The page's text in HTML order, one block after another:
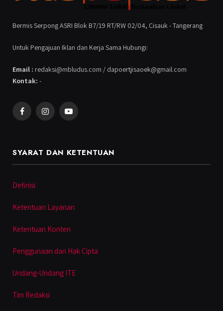
Bermis Serpong ASRI Blok B7/19 RT/RW 02/04, Cisauk - Tangerang
Untuk Pengajuan Iklan dan Kerja Sama Hubungi:
Email : redaksi@mbludus.com / dapoertjisaoek@gmail.com
Kontak: -
FacebookInstagramYouTube
SYARAT DAN KETENTUAN
Definisi
Ketentuan Layanan
Ketentuan Konten
Penggunaan dan Hak Cipta
Undang-Undang ITE
Tim Redaksi